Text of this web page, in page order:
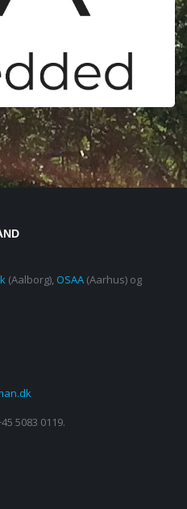
(Aalborg),OSAA (Aarhus) og
5083 0119.